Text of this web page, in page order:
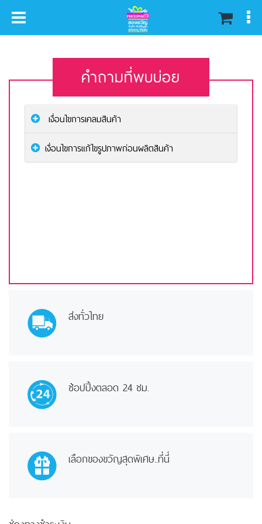
คำถามที่พบบ่อย
คำถามที่พบบ่อย
เงื่อนไขการเคลมสินค้า
เงื่อนไขการแก้ไขรูปภาพก่อนผลิตสินค้า
ส่งทั่วไทย
ช้อปปิ้งตลอด 24 ชม.
เลือกของขวัญสุดพิเศษ..ที่นี่